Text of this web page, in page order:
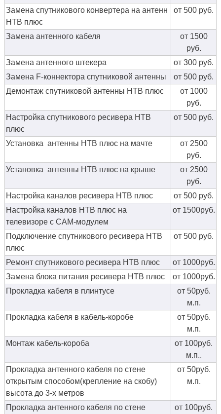
Замена спутникового конвертера на антенн
НТВ плюс
от 500 руб.
Замена антенного кабеля
от 1500
руб.
Замена антенного штекера
от 300 руб.
Замена F-коннектора спутниковой антенны
от 500 руб.
Демонтаж спутниковой антенны НТВ плюс
от 1000
руб.
Настройка спутникового ресивера НТВ
плюс
от 500 руб.
Установка антенны НТВ плюс на мачте
от 2500
руб.
Установка антенны НТВ плюс на крыше
от 2500
руб.
Настройка каналов ресивера НТВ плюс
от 500 руб.
Настройка каналов НТВ плюс на
телевизоре с CAM-модулем
от 1500руб.
Подключение спутникового ресивера НТВ
плюс
от 500 руб.
Ремонт спутникового ресивера НТВ плюс
от 1000руб.
Замена блока питания ресивера НТВ плюс
от 1000руб.
Прокладка кабеля в плинтусе
от 50руб.
м.п.
Прокладка кабеля в кабель-коробе
от 50руб.
м.п.
Монтаж кабель-короба
от 100руб.
м.п..
Прокладка антенного кабеля по стене
открытым способом(крепление на скобу)
высота до 3-х метров
от 50руб.
м.п.
Прокладка антенного кабеля по стене
от 100руб.